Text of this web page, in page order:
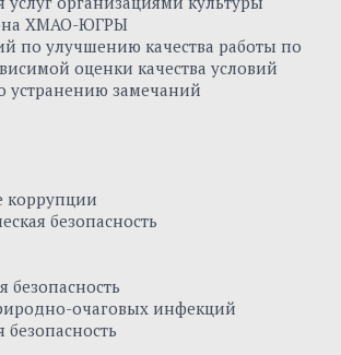
ХМАО-ЮГРЫ
по улучшению качества работы по
оценки качества условий
устранению замечаний
коррупции
безопасность
очаговых инфекций